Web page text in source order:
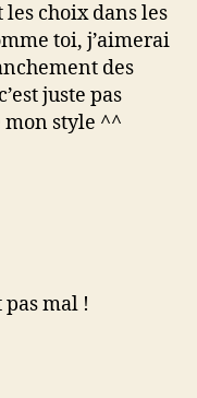
les choix dans les
toi, j’aimerai
des
juste pas
mon style ^^
mal !